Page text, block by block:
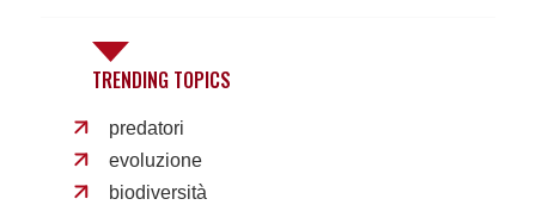
TRENDING TOPICS
predatori
evoluzione
biodiversità